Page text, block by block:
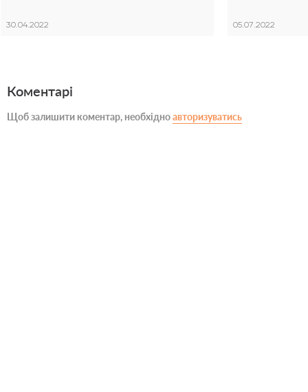
30.04.2022 05.07.2022
Коментарі
Щоб залишити коментар, необхідноавторизуватись